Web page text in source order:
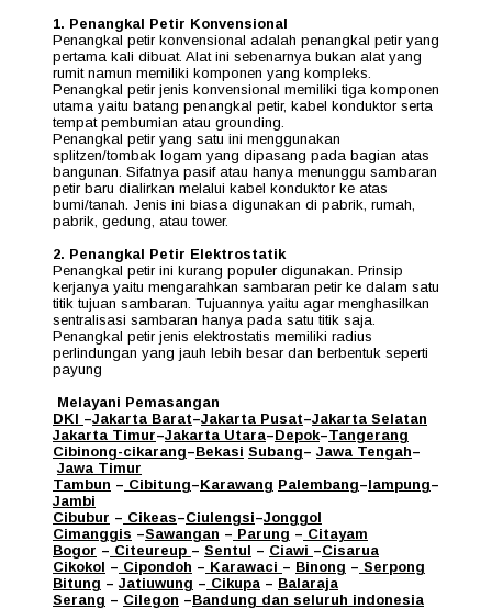
1. Penangkal Petir Konvensional
Penangkal petir konvensional adalah penangkal petir yang
pertama kali dibuat. Alat ini sebenarnya bukan alat yang
rumit namun memiliki komponen yang kompleks.
Penangkal petir jenis konvensional memiliki tiga komponen
utama yaitu batang penangkal petir, kabel konduktor serta
tempat pembumian atau grounding.
Penangkal petir yang satu ini menggunakan
splitzen/tombak logam yang dipasang pada bagian atas
bangunan. Sifatnya pasif atau hanya menunggu sambaran
petir baru dialirkan melalui kabel konduktor ke atas
bumi/tanah. Jenis ini biasa digunakan di pabrik, rumah,
pabrik, gedung, atau tower.
2. Penangkal Petir Elektrostatik
Penangkal petir ini kurang populer digunakan. Prinsip
kerjanya yaitu mengarahkan sambaran petir ke dalam satu
titik tujuan sambaran. Tujuannya yaitu agar menghasilkan
sentralisasi sambaran hanya pada satu titik saja.
Penangkal petir jenis elektrostatis memiliki radius
perlindungan yang jauh lebih besar dan berbentuk seperti
payung
Melayani Pemasangan
DKI –Jakarta Barat–Jakarta Pusat–Jakarta Selatan
Jakarta Timur–Jakarta Utara–Depok–Tangerang
Cibinong-cikarang–Bekasi Subang– Jawa Tengah–
Jawa Timur
Tambun – Cibitung–Karawang Palembang–lampung–
Jambi
Cibubur – Cikeas–Ciulengsi–Jonggol
Cimanggis –Sawangan – Parung – Citayam
Bogor – Citeureup – Sentul – Ciawi –Cisarua
Cikokol – Cipondoh – Karawaci – Binong – Serpong
Bitung – Jatiuwung – Cikupa – Balaraja
Serang – Cilegon –Bandung dan seluruh indonesia